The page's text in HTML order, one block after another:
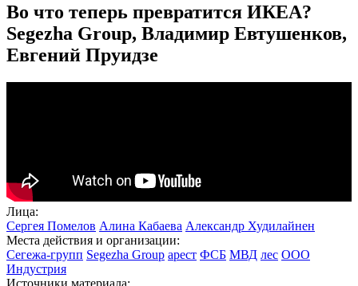
Во что теперь превратится ИКЕА?
Segezha Group, Владимир Евтушенков,
Евгений Пруидзе
Лица:
Сергея Помелов Алина Кабаева Александр Худилайнен
Места действия и организации:
Сегежа-групп Segezha Group арест ФСБ МВД лес ООО
Индустрия
Источники материала: